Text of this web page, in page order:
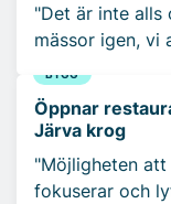
"Det är inte alls
mässor igen, vi
BYGG
Öppnar
Järva krog
"Möjligheten
fokuserar och